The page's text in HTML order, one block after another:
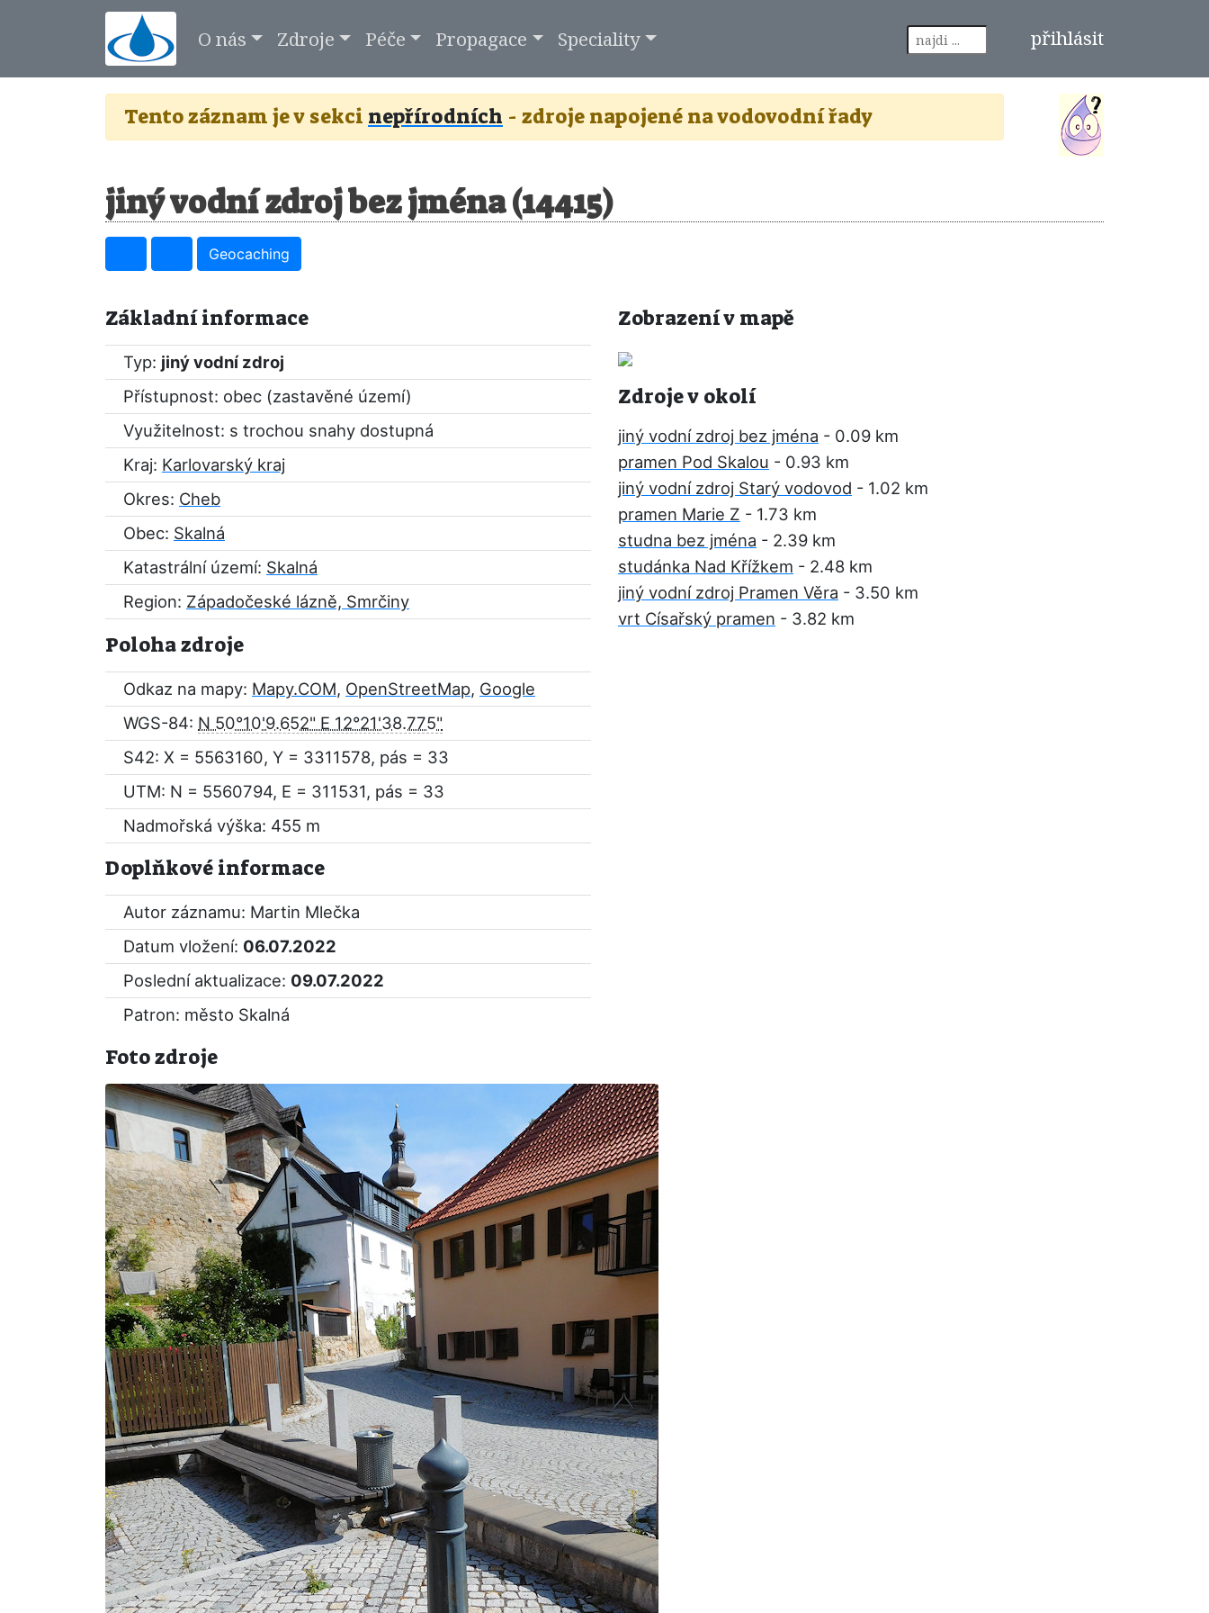
O nás Zdroje Péče Propagace Speciality přihlásit
Tento záznam je v sekci nepřírodních - zdroje napojené na vodovodní řady
jiný vodní zdroj bez jména (14415)
Geocaching
Základní informace
Typ: jiný vodní zdroj
Přístupnost: obec (zastavěné území)
Využitelnost: s trochou snahy dostupná
Kraj: Karlovarský kraj
Okres: Cheb
Obec: Skalná
Katastrální území: Skalná
Region: Západočeské lázně, Smrčiny
Poloha zdroje
Odkaz na mapy: Mapy.COM, OpenStreetMap, Google
WGS-84: N 50°10'9.652" E 12°21'38.775"
S42: X = 5563160, Y = 3311578, pás = 33
UTM: N = 5560794, E = 311531, pás = 33
Nadmořská výška: 455 m
Doplňkové informace
Autor záznamu: Martin Mlečka
Datum vložení: 06.07.2022
Poslední aktualizace: 09.07.2022
Patron: město Skalná
Zobrazení v mapě
Zdroje v okolí
jiný vodní zdroj bez jména - 0.09 km
pramen Pod Skalou - 0.93 km
jiný vodní zdroj Starý vodovod - 1.02 km
pramen Marie Z - 1.73 km
studna bez jména - 2.39 km
studánka Nad Křížkem - 2.48 km
jiný vodní zdroj Pramen Věra - 3.50 km
vrt Císařský pramen - 3.82 km
Foto zdroje